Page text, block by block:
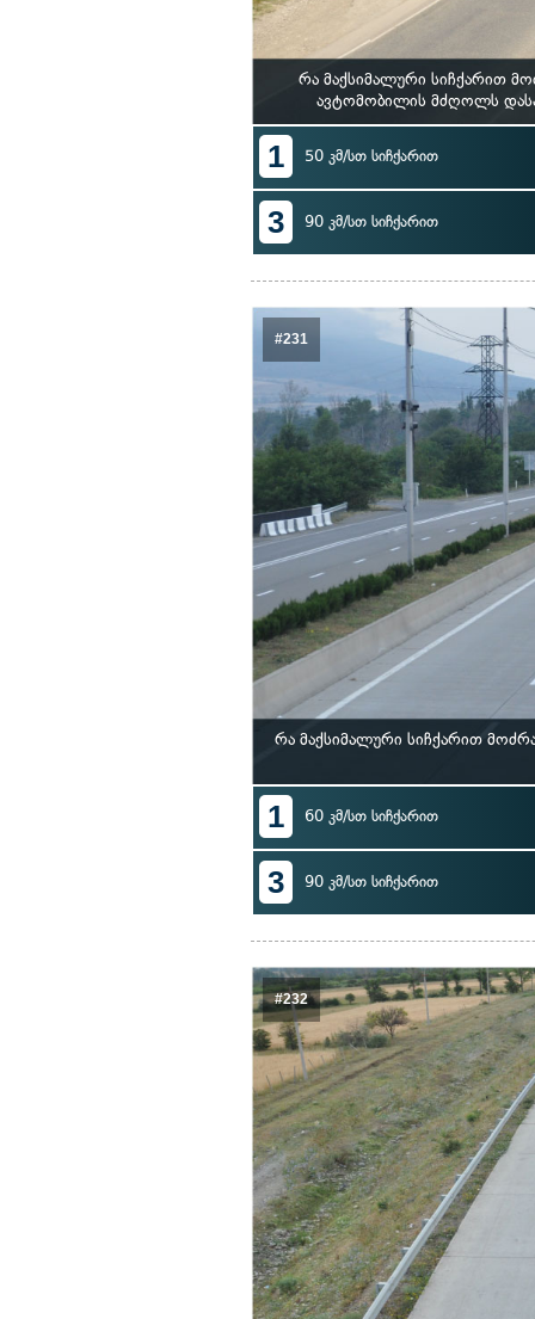
რა მაქსიმალური სიჩქარით
ავტომობილის მძღოლს
1 50 კმ/სთ სიჩქარით
3 90 კმ/სთ სიჩქარით
#231
რა მაქსიმალური სიჩქარით
1 60 კმ/სთ სიჩქარით
3 90 კმ/სთ სიჩქარით
#232